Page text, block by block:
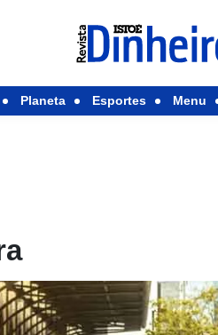
Planeta Esportes Menu